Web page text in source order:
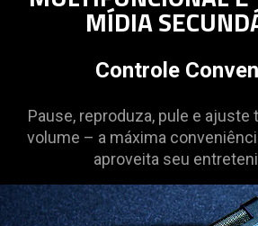
MÍDIA
Controle
Pause, reproduza, pule e ajuste
volume – a máxima
aproveita seu